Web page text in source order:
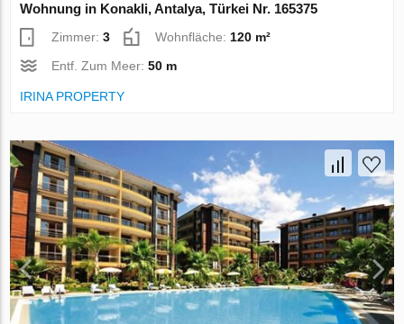
Wohnung in Konakli, Antalya, Türkei Nr. 165375
Zimmer:3 Wohnfläche:120 m²
Entf. Zum Meer:50 m
IRINA PROPERTY